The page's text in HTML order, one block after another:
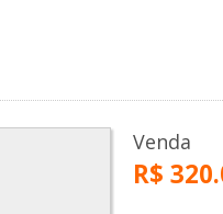
Venda
R$